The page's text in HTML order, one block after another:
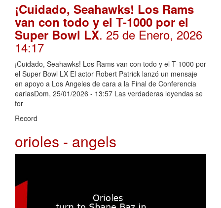
¡Cuidado, Seahawks! Los Rams
van con todo y el T-1000 por el
Super Bowl LX. 25 de Enero, 2026
14:17
¡Cuidado, Seahawks! Los Rams van con todo y el T-1000 por
el Super Bowl LX El actor Robert Patrick lanzó un mensaje
en apoyo a Los Angeles de cara a la Final de Conferencia
eariasDom, 25/01/2026 - 13:57 Las verdaderas leyendas se
for
Record
orioles - angels